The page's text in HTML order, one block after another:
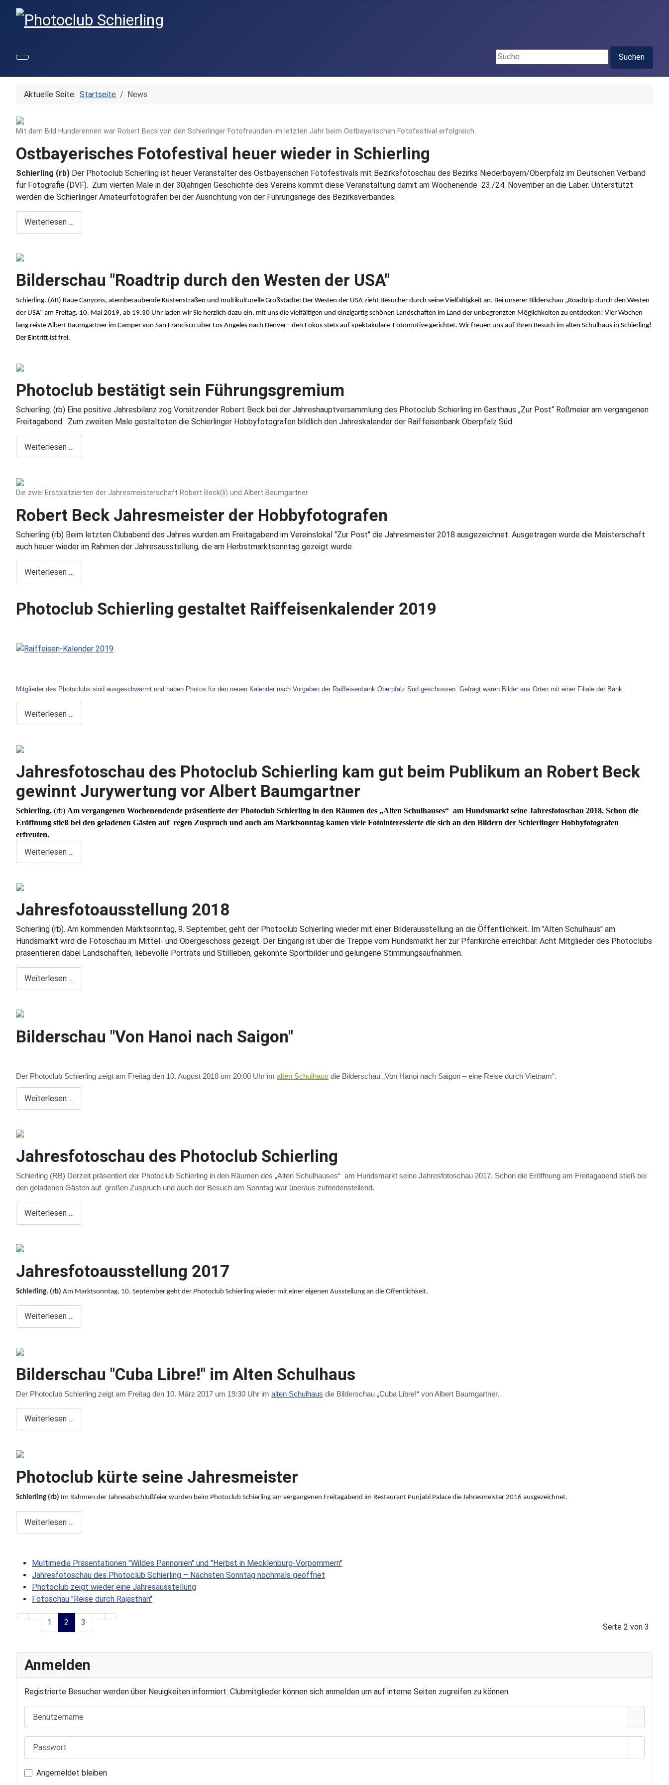
Suchen ...
Suchen
Anmelden
Registrierte Besucher werden über Neuigkeiten informiert. Clubmitglieder können sich anmelden um auf interne Seiten zugreifen zu können.
Angemeldet bleiben
Aktuelle Seite: Startseite News
Mit dem Bild Hunderennen war Robert Beck von den Schierlinger Fotofreunden im letzten Jahr beim Ostbayerischen Fotofestival erfolgreich.
Ostbayerisches Fotofestival heuer wieder in Schierling
Schierling (rb) Der Photoclub Schierling ist heuer Veranstalter des Ostbayerischen Fotofestivals mit Bezirksfotoschau des Bezirks Niederbayern/Oberpfalz im Deutschen Verband
für Fotografie (DVF). Zum vierten Male in der 30jährigen Geschichte des Vereins kommt diese Veranstaltung damit am Wochenende 23./24. November an die Laber. Unterstützt
werden die Schierlinger Amateurfotografen bei der Ausrichtung von der Führungsriege des Bezirksverbandes.
Weiterlesen …
Bilderschau "Roadtrip durch den Westen der USA"
Schierling. (AB) Raue Canyons, atemberaubende Küstenstraßen und multikulturelle Großstädte: Der Westen der USA zieht Besucher durch seine Vielfältigkeit an. Bei unserer Bilderschau „Roadtrip durch den Westen
der USA“ am Freitag, 10. Mai 2019, ab 19.30 Uhr laden wir Sie herzlich dazu ein, mit uns die vielfältigen und einzigartig schönen Landschaften im Land der unbegrenzten Möglichkeiten zu entdecken! Vier Wochen
lang reiste Albert Baumgartner im Camper von San Francisco über Los Angeles nach Denver - den Fokus stets auf spektakuläre Fotomotive gerichtet. Wir freuen uns auf Ihren Besuch im alten Schulhaus in Schierling!
Der Eintritt ist frei.
Photoclub bestätigt sein Führungsgremium
Schierling. (rb) Eine positive Jahresbilanz zog Vorsitzender Robert Beck bei der Jahreshauptversammlung des Photoclub Schierling im Gasthaus „Zur Post“ Roßmeier am vergangenen
Freitagabend. Zum zweiten Male gestalteten die Schierlinger Hobbyfotografen bildlich den Jahreskalender der Raiffeisenbank Oberpfalz Süd.
Weiterlesen …
Die zwei Erstplatzierten der Jahresmeisterschaft Robert Beck(li) und Albert Baumgartner
Robert Beck Jahresmeister der Hobbyfotografen
Schierling (rb) Beim letzten Clubabend des Jahres wurden am Freitagabend im Vereinslokal "Zur Post" die Jahresmeister 2018 ausgezeichnet. Ausgetragen wurde die Meisterschaft
auch heuer wieder im Rahmen der Jahresausstellung, die am Herbstmarktsonntag gezeigt wurde.
Weiterlesen …
Photoclub Schierling gestaltet Raiffeisenkalender 2019
Mitglieder des Photoclubs sind ausgeschwärmt und haben Photos für den neuen Kalender nach Vorgaben der Raiffeisenbank Oberpfalz Süd geschossen. Gefragt waren Bilder aus Orten mit einer Filiale der Bank.
Weiterlesen …
Jahresfotoschau des Photoclub Schierling kam gut beim Publikum an Robert Beck
gewinnt Jurywertung vor Albert Baumgartner
Schierling. (rb) Am vergangenen Wochenendende präsentierte der Photoclub Schierling in den Räumen des „Alten Schulhauses“ am Hundsmarkt seine Jahresfotoschau 2018. Schon die
Eröffnung stieß bei den geladenen Gästen auf regen Zuspruch und auch am Marktsonntag kamen viele Fotointeressierte die sich an den Bildern der Schierlinger Hobbyfotografen
erfreuten.
Weiterlesen …
Jahresfotoausstellung 2018
Schierling (rb). Am kommenden Marktsonntag, 9. September, geht der Photoclub Schierling wieder mit einer Bilderausstellung an die Öffentlichkeit. Im "Alten Schulhaus" am
Hundsmarkt wird die Fotoschau im Mittel- und Obergeschoss gezeigt. Der Eingang ist über die Treppe vom Hundsmarkt her zur Pfarrkirche erreichbar. Acht Mitglieder des Photoclubs
präsentieren dabei Landschaften, liebevolle Porträts und Stillleben, gekonnte Sportbilder und gelungene Stimmungsaufnahmen.
Weiterlesen …
Bilderschau "Von Hanoi nach Saigon"
Der Photoclub Schierling zeigt am Freitag den 10. August 2018 um 20:00 Uhr im alten Schulhaus die Bilderschau „Von Hanoi nach Saigon – eine Reise durch Vietnam“.
Weiterlesen …
Jahresfotoschau des Photoclub Schierling
Schierling (RB) Derzeit präsentiert der Photoclub Schierling in den Räumen des „Alten Schulhauses“ am Hundsmarkt seine Jahresfotoschau 2017. Schon die Eröffnung am Freitagabend stieß bei
den geladenen Gästen auf großen Zuspruch und auch der Besuch am Sonntag war überaus zufriedenstellend.
Weiterlesen …
Jahresfotoausstellung 2017
Schierling. (rb) Am Marktsonntag, 10. September geht der Photoclub Schierling wieder mit einer eigenen Ausstellung an die Öffentlichkeit.
Weiterlesen …
Bilderschau "Cuba Libre!" im Alten Schulhaus
Der Photoclub Schierling zeigt am Freitag den 10. März 2017 um 19:30 Uhr im alten Schulhaus die Bilderschau „Cuba Libre!“ von Albert Baumgartner.
Weiterlesen …
Photoclub kürte seine Jahresmeister
Schierling (rb) Im Rahmen der Jahresabschlußfeier wurden beim Photoclub Schierling am vergangenen Freitagabend im Restaurant Punjabi Palace die Jahresmeister 2016 ausgezeichnet.
Weiterlesen …
Multimedia Präsentationen "Wildes Pannonien" und "Herbst in Mecklenburg-Vorpommern"
Jahresfotoschau des Photoclub Schierling – Nächsten Sonntag nochmals geöffnet
Photoclub zeigt wieder eine Jahresausstellung
Fotoschau "Reise durch Rajasthan"
Seite 2 von 3
1 2 3